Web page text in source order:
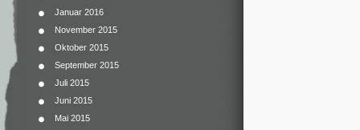
Januar 2016
November 2015
Oktober 2015
September 2015
Juli 2015
Juni 2015
Mai 2015